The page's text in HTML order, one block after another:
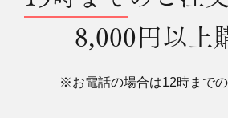
8,000円以上
※お電話の場合は12時まで